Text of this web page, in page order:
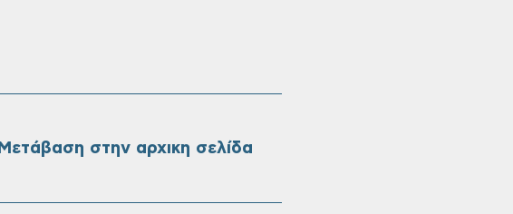
Μετάβαση στην αρχικη σελίδα